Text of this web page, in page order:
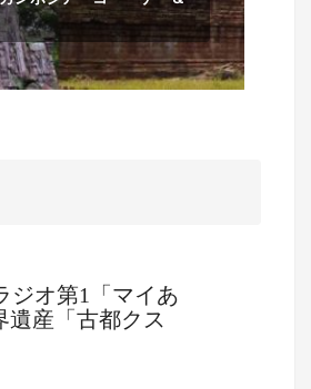
ジオ第1「マイあ
遺産「古都クス